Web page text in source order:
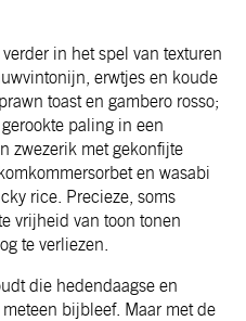
in het spel van texturen
erwtjes en koude
toast en gambero rosso;
paling in een
zwezerik met gekonfijte
en wasabi
rice. Precieze, soms
vrijheid van toon tonen
te verliezen.
die hedendaagse en
bijbleef. Maar met de